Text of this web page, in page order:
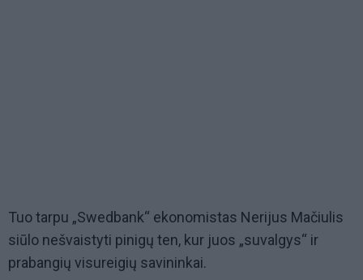
Tuo tarpu „Swedbank“ ekonomistas Nerijus Mačiulis
siūlo nešvaistyti pinigų ten, kur juos „suvalgys“ ir
prabangių visureigių savininkai.